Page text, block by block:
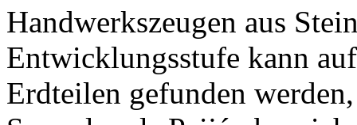
Entwicklungsstufe kann
Erdteilen gefunden
Sammler alsPaiján